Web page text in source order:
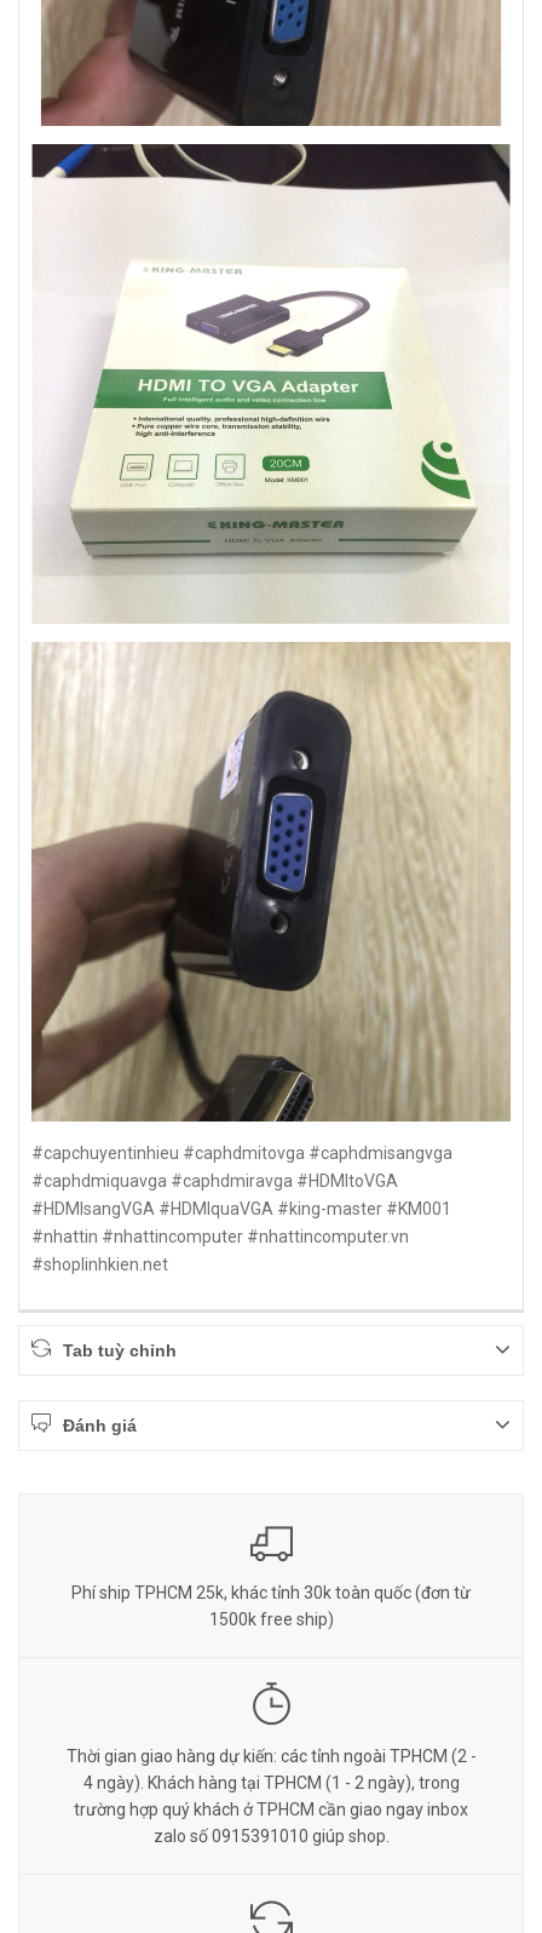
#capchuyentinhieu #caphdmitovga #caphdmisangvga
#caphdmiquavga #caphdmiravga #HDMItoVGA
#HDMIsangVGA #HDMIquaVGA #king-master #KM001
#nhattin #nhattincomputer #nhattincomputer.vn
#shoplinhkien.net
Tab tuỳ chỉnh
Đánh giá
Phí ship TPHCM 25k, khác tỉnh 30k toàn quốc (đơn từ
1500k free ship)
Thời gian giao hàng dự kiến: các tỉnh ngoài TPHCM (2 -
4 ngày). Khách hàng tại TPHCM (1 - 2 ngày), trong
trường hợp quý khách ở TPHCM cần giao ngay inbox
zalo số 0915391010 giúp shop.